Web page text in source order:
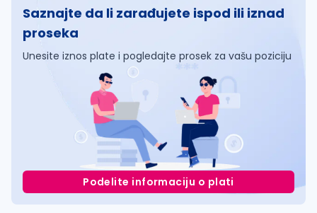
Saznajte da li zarađujete ispod ili iznad
proseka
Unesite iznos plate i pogledajte prosek za vašu poziciju
Podelite informaciju o plati